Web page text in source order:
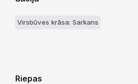
Virsbūves krāsa: Sarkans
Riepas